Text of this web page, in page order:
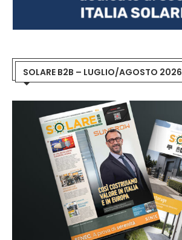
SOLARE B2B – LUGLIO/AGOSTO 2026